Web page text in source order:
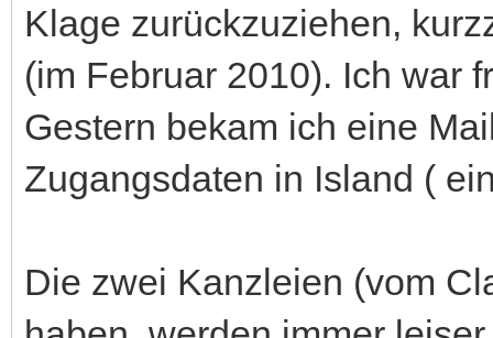
Klage zurückzuziehen,
(im Februar 2010). Ich war
Gestern bekam ich eine
Zugangsdaten in Island (
Die zwei Kanzleien (vom